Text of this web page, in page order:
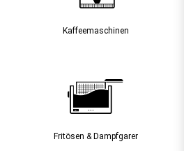
Kaffee­maschinen
Fritösen & Dampfgarer